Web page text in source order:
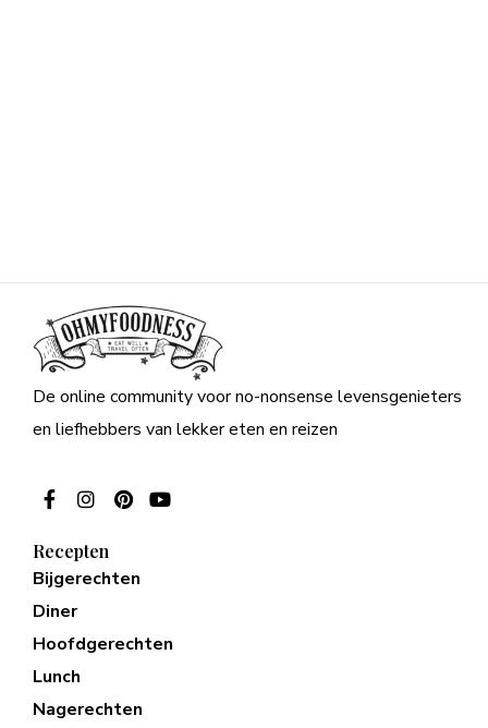
De online community voor no-nonsense levensgenieters
en liefhebbers van lekker eten en reizen
Recepten
Bijgerechten
Diner
Hoofdgerechten
Lunch
Nagerechten